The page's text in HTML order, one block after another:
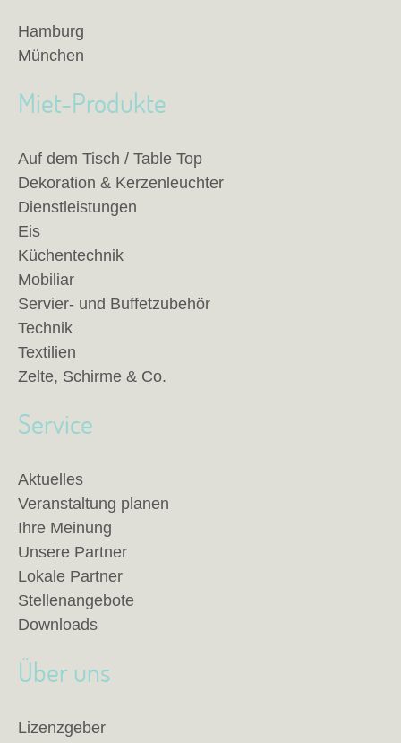
Hamburg
München
Miet-Produkte
Auf dem Tisch / Table Top
Dekoration & Kerzenleuchter
Dienstleistungen
Eis
Küchentechnik
Mobiliar
Servier- und Buffetzubehör
Technik
Textilien
Zelte, Schirme & Co.
Service
Aktuelles
Veranstaltung planen
Ihre Meinung
Unsere Partner
Lokale Partner
Stellenangebote
Downloads
Über uns
Lizenzgeber